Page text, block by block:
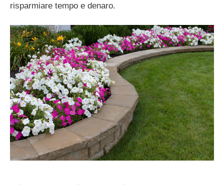
risparmiare tempo e denaro.